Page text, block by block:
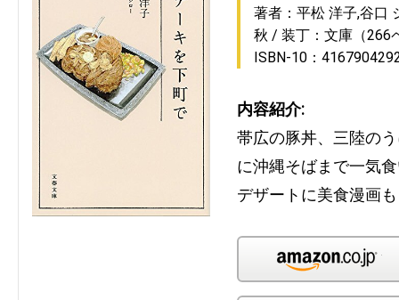
著者：平松 洋子,谷口
秋
装丁：文庫（266
ISBN-10：
内容紹介:
帯広の豚丼、三陸の
に沖縄そばまで一気
デザートに美食漫画